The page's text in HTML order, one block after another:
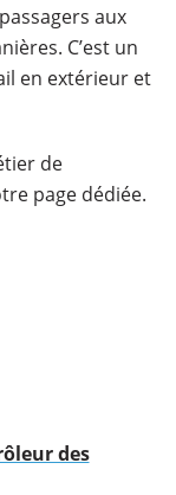
aux
C’est un
en extérieur et
de
page dédiée.
des